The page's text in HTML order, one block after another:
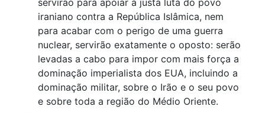
iraniano contra a República Islâmica, nem
para acabar com o perigo de uma guerra
nuclear, servirão exatamente o oposto: serão
levadas a cabo para impor com mais força a
dominação imperialista dos EUA, incluindo a
dominação militar, sobre o Irão e o seu povo
e sobre toda a região do Médio Oriente.